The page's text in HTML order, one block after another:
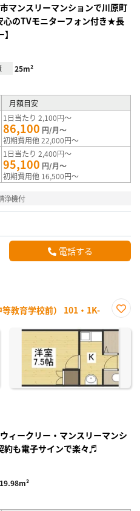
マンスリーマンションで川原町
のTVモニターフォン付き★長
25m²
月額目安
1日当たり 2,100円～
86,100 円/月～
初期費用他 22,000円～
1日当たり 2,400円～
95,100 円/月～
初期費用他 16,500円～
浄機付
電話する
教育学校前） 101・1K-
に入
ィークリー・マンスリーマンシ
約も電子サインで楽々♬
19.98m²